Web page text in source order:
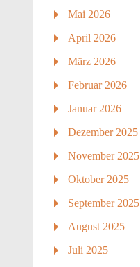
Mai 2026
April 2026
März 2026
Februar 2026
Januar 2026
Dezember 2025
November 2025
Oktober 2025
September 2025
August 2025
Juli 2025